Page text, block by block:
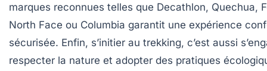
marques reconnues telles que Decathlon, Quechua,
North Face ou Columbia garantit une expérience
sécurisée. Enfin, s’initier au trekking, c’est aussi
respecter la nature et adopter des pratiques